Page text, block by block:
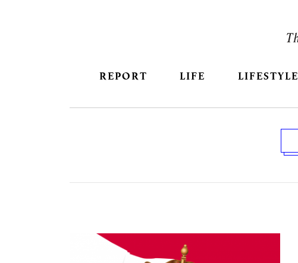
REPORT LIFE LIFESTYLE